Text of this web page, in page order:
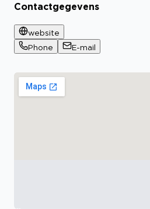
Contactgegevens
website
Phone
E-mail